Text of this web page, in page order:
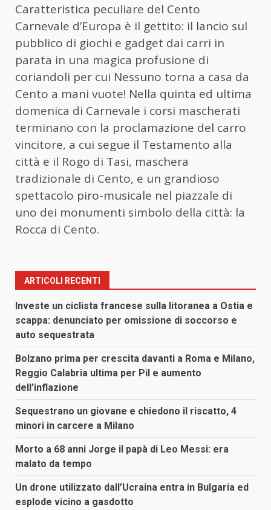
Caratteristica peculiare del Cento
Carnevale d’Europa è il gettito: il lancio sul
pubblico di giochi e gadget dai carri in
parata in una magica profusione di
coriandoli per cui Nessuno torna a casa da
Cento a mani vuote! Nella quinta ed ultima
domenica di Carnevale i corsi mascherati
terminano con la proclamazione del carro
vincitore, a cui segue il Testamento alla
città e il Rogo di Tasi, maschera
tradizionale di Cento, e un grandioso
spettacolo piro-musicale nel piazzale di
uno dei monumenti simbolo della città: la
Rocca di Cento.
ARTICOLI RECENTI
Investe un ciclista francese sulla litoranea a Ostia e
scappa: denunciato per omissione di soccorso e
auto sequestrata
Bolzano prima per crescita davanti a Roma e Milano,
Reggio Calabria ultima per Pil e aumento
dell’inflazione
Sequestrano un giovane e chiedono il riscatto, 4
minori in carcere a Milano
Morto a 68 anni Jorge il papà di Leo Messi: era
malato da tempo
Un drone utilizzato dall’Ucraina entra in Bulgaria ed
esplode vicino a gasdotto